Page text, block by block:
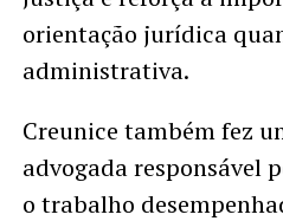
orientação jurídica
administrativa.
Creunice também fez
advogada responsável
o trabalho